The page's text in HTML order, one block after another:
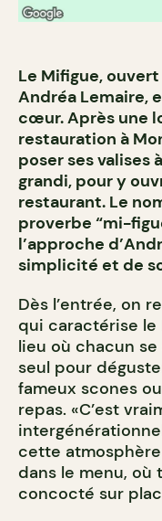
Le Mifigue,
Andréa Lemaire,
cœur. Après une
restauration à
poser ses valises à
grandi, pour y
restaurant. Le
proverbe “mi-
l’approche
simplicité et de
Dès l’entrée, on
qui caractérise le
lieu où chacun
seul pour
fameux scones
repas. «C’est
cette
dans le menu,
concocté sur